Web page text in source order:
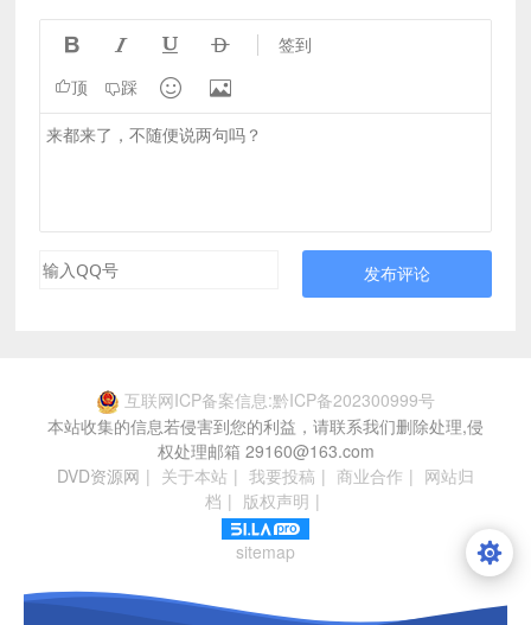
    签到
顶 踩  
发布评论
互联网ICP备案信息:黔ICP备202300999号
本站收集的信息若侵害到您的利益，请联系我们删除处理,侵
权处理邮箱 29160@163.com
DVD资源网 | 关于本站 | 我要投稿 | 商业合作 | 网站归
档 | 版权声明 |
sitemap